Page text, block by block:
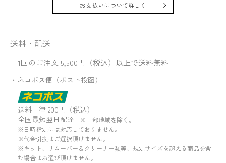
お支払いについて詳しく
送料・配送
1回のご注文 5,500円（税込）以上で送料無料
・ネコポス便（ポスト投函）
送料一律 200円（税込）
全国最短翌日配達 ※一部地域を除く。
※日時指定には対応しておりません。
※代金引換はご選択頂けません。
※キット、リムーバー＆クリーナー類等、規定サイズを超える商品を含
む場合はお選び頂けません。